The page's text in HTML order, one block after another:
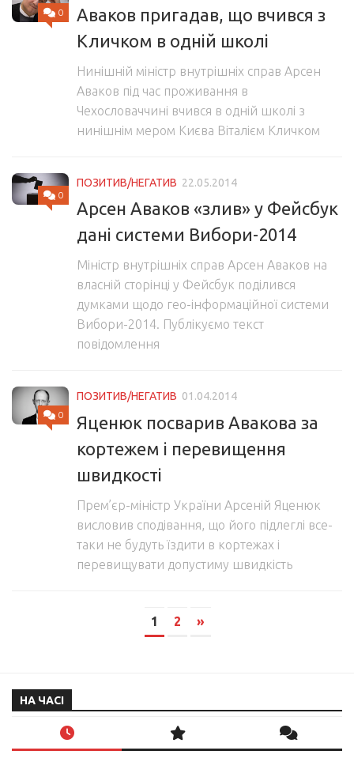
0
Аваков пригадав, що вчився з
Кличком в одній школі
Нинішній міністр внутрішніх справ Арсен
Аваков під час проживання в
Чехословаччині вчився в одній школі з
нинішнім мером Києва Віталієм Кличком
0
ПОЗИТИВ/НЕГАТИВ 22.05.2014
Арсен Аваков «злив» у Фейсбук
дані системи Вибори-2014
Міністр внутрішніх справ Арсен Аваков на
власній сторінці у Фейсбук поділився
думками щодо гео-інформаційної системи
Вибори-2014. Публікуємо текст
повідомлення
0
ПОЗИТИВ/НЕГАТИВ 01.04.2014
Яценюк посварив Авакова за
кортежем і перевищення
швидкості
Прем’єр-міністр України Арсеній Яценюк
висловив сподівання, що його підлеглі все-
таки не будуть їздити в кортежах і
перевищувати допустиму швидкість
1 2 »
НА ЧАСІ